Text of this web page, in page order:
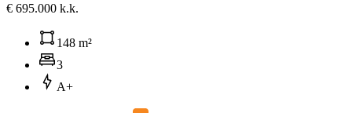
€ 695.000 k.k.
148 m²
3
A+